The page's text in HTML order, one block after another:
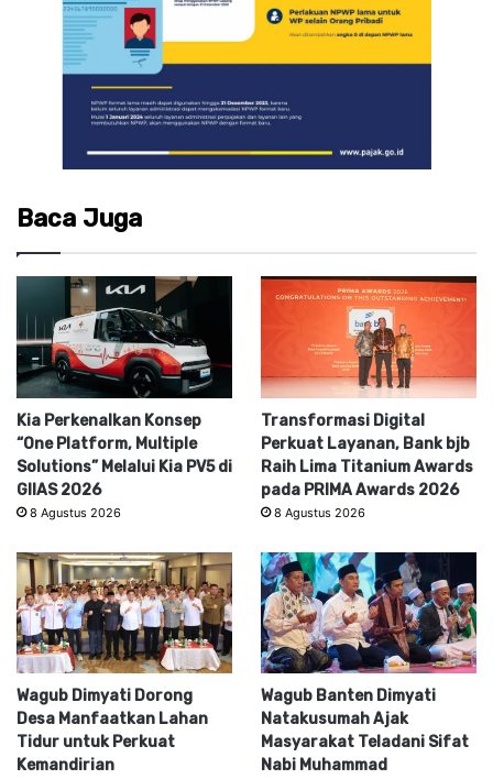
Baca Juga
Kia Perkenalkan Konsep
“One Platform, Multiple
Solutions” Melalui Kia PV5 di
GIIAS 2026
8 Agustus 2026
Transformasi Digital
Perkuat Layanan, Bank bjb
Raih Lima Titanium Awards
pada PRIMA Awards 2026
8 Agustus 2026
Wagub Dimyati Dorong
Desa Manfaatkan Lahan
Tidur untuk Perkuat
Kemandirian
Wagub Banten Dimyati
Natakusumah Ajak
Masyarakat Teladani Sifat
Nabi Muhammad